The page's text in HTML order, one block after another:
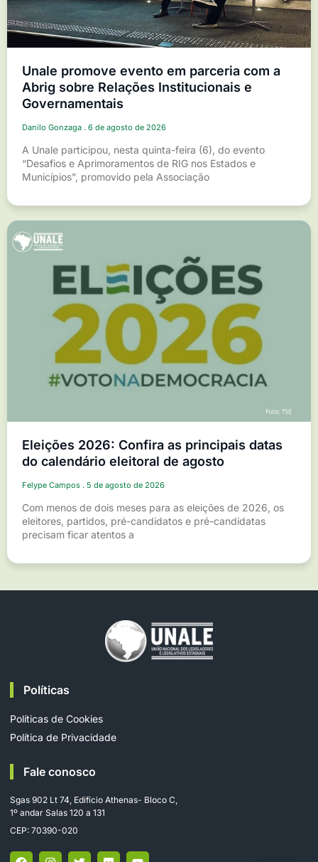
Unale promove evento em parceria com a
Abrig sobre Relações Institucionais e
Governamentais
Danilo Gonzaga 6 de agosto de 2026
A Unale participou, nesta quinta-feira (6), do evento
“Desafios e Aprimoramentos de RIG nos Estados e
Municípios”, promovido pela Associação
Eleições 2026: Confira as principais datas
do calendário eleitoral de agosto
Felype Campos 5 de agosto de 2026
Com menos de dois meses para as eleições de 2026, os
eleitores, partidos, pré-candidatos e pré-candidatas
precisam ficar atentos a
Políticas
Políticas de Cookies
Política de Privacidade
Fale conosco
Sgas 902 Lt 74, Edifício Athenas- Bloco C,
1º andar Salas 120 a 131
CEP: 70390-020